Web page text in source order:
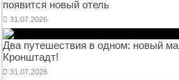
появится новый отель
31.07.2026
Два путешествия в одном: новый
Кронштадт!
31.07.2026